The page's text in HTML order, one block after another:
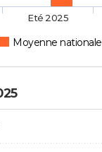
Moyenne nationale
Eté 2025